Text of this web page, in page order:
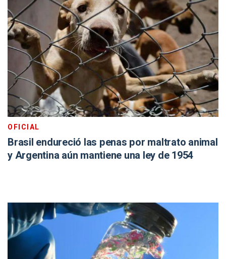
OFICIAL
Brasil endureció las penas por maltrato animal
y Argentina aún mantiene una ley de 1954